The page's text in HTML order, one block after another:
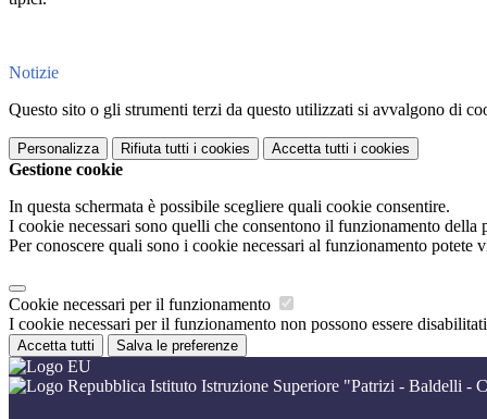
Notizie
Questo sito o gli strumenti terzi da questo utilizzati si avvalgono di
Personalizza Rifiuta tutti i cookies Accetta tutti i cookies
Gestione cookie
In questa schermata è possibile scegliere quali cookie consentire.
I cookie necessari sono quelli che consentono il funzionamento
Per conoscere quali sono i cookie necessari al funzionamento potete
Cookie necessari per il funzionamento
I cookie necessari per il funzionamento non possono essere
Accetta tutti Salva le preferenze
Istituto Istruzione Superiore "Patrizi - Baldelli -